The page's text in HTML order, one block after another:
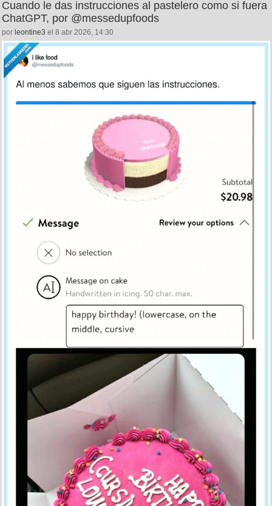
Cuando le das instrucciones al pastelero como si fuera
ChatGPT, por @messedupfoods
por leontine3 el 8 abr 2026, 14:30